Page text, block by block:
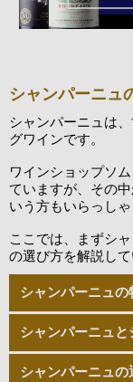
シャンパーニュ
シャンパーニュは
グワインです。
ワインショップソ
ていますが、その
いう方もいらっしゃ
ここでは、まずシ
の選び方を解説して
シャンパーニュの
シャンパーニュ
シャンパーニュ